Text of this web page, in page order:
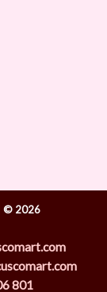
| © 2026
801